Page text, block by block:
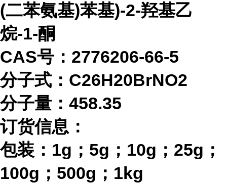
(二苯氨基)苯基)-2-羟基乙
烷-1-酮
CAS号：2776206-66-5
分子式： C26H20BrNO2
分子量： 458.35
订货信息：
包装： 1g；5g；10g；25g；
100g；500g；1kg